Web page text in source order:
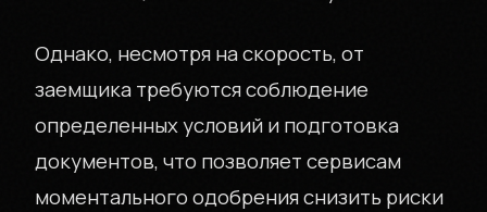
Однако, несмотря на скорость, от
заемщика требуются соблюдение
определенных условий и подготовка
документов, что позволяет сервисам
моментального одобрения снизить риски